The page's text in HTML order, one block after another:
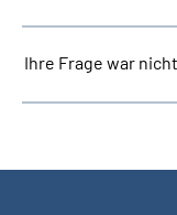
Ihre Frage war